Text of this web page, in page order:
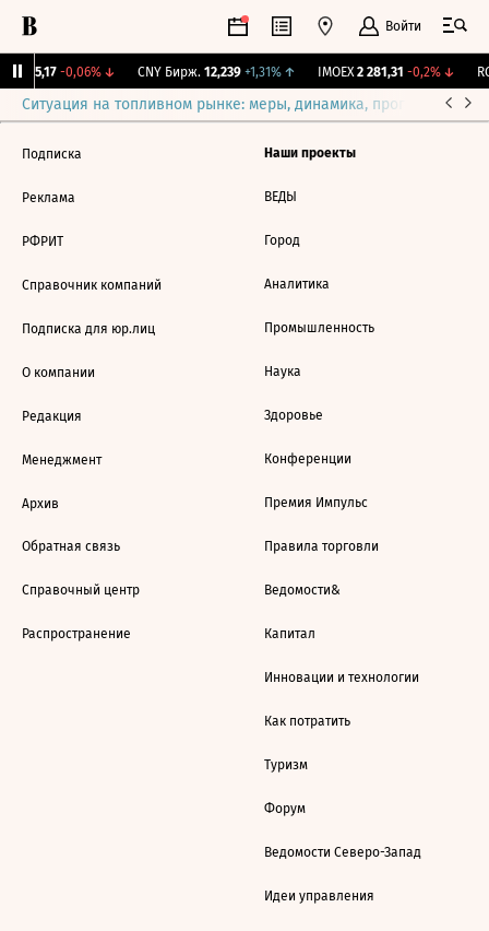
Войти
115,17 -0,06%↓ CNY Бирж. 12,239 +1,31%↑ IMOEX 2 281,31 -0,2%↓
Ситуация на топливном рынке: меры, динамика, прогнозы
Подписка
Реклама
РФРИТ
Справочник компаний
Подписка для юр.лиц
О компании
Редакция
Менеджмент
Архив
Обратная связь
Справочный центр
Распространение
Наши проекты
ВЕДЫ
Город
Аналитика
Промышленность
Наука
Здоровье
Конференции
Премия Импульс
Правила торговли
Ведомости&
Капитал
Инновации и технологии
Как потратить
Туризм
Форум
Ведомости Северо-Запад
Идеи управления